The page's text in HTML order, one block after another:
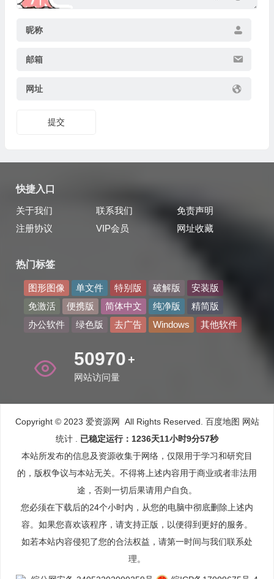
昵称
邮箱
网址
提交
快捷入口
关于我们 联系我们
免责声明
注册协议
VIP会员 网址收藏
热门标签
图形图像 单文件 特别版 破解版
安装版
免激活
便携版 简体中文 纯净版
精简版
办公软件
绿色版 去广告 Windows 其他软件
59070 +
网站访问量
Copyright © 2023 爱资源网 All Rights Reserved. 百度地图 网站
统计
已稳定运行：1236天11小时9分57秒
本站所发布的信息及资源收集于网络，仅限用于学习和研究目
的，版权争议与本站无关。不得将上述内容用于商业或者非法用
途，否则一切后果请用户自负。
您必须在下载后的24个小时内，从您的电脑中彻底删除上述内
容。如果您喜欢该程序，请支持正版，以便得到更好的服务。
如若本站内容侵犯了您的合法权益，请第一时间与我们联系处
理。